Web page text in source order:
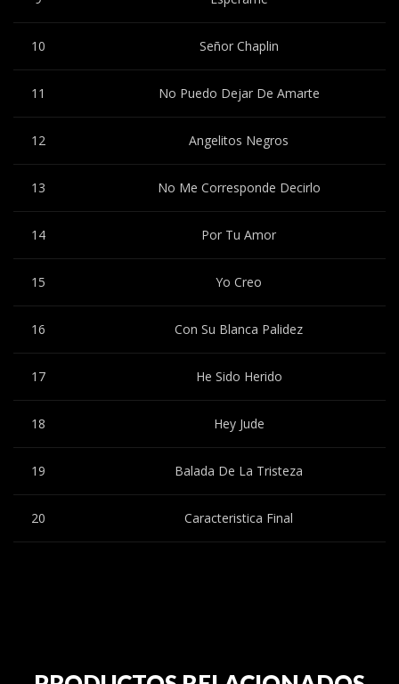
10 Señor Chaplin
11 No Puedo Dejar De Amarte
12 Angelitos Negros
13 No Me Corresponde Decirlo
14 Por Tu Amor
15 Yo Creo
16 Con Su Blanca Palidez
17 He Sido Herido
18 Hey Jude
19 Balada De La Tristeza
20 Caracteristica Final